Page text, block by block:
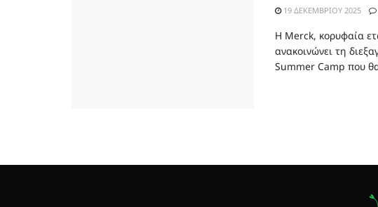
19 ΔΕΚΕΜΒΡΊΟΥ 2025
Η Merck, κορυφαία
ανακοινώνει τη
Summer Camp που